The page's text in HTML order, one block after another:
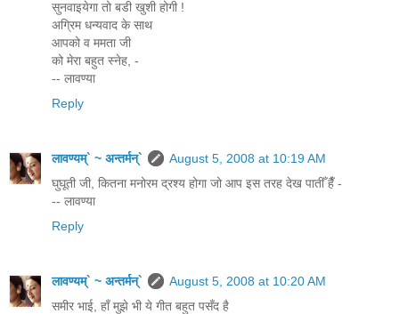
सुनवाइयेगा तो बडी खुशी होगी !
अग्रिम धन्यवाद के साथ
आपको व ममता जी
को मेरा बहुत स्नेह, -
-- लावण्या
Reply
लावण्यम्` ~ अन्तर्मन्`
August 5, 2008 at 10:19 AM
घुघूती जी, कितना मनोरम द्रश्य होगा जो आप इस तरह देख पातीँ हैँ -
-- लावण्या
Reply
लावण्यम्` ~ अन्तर्मन्`
August 5, 2008 at 10:20 AM
समीर भाई, हाँ मुझे भी ये गीत बहुत पसँद है